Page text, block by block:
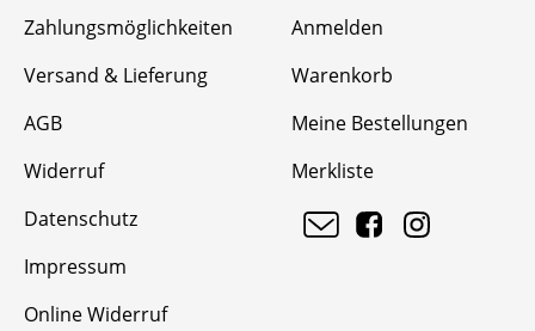
Zahlungsmöglichkeiten
Versand & Lieferung
AGB
Widerruf
Datenschutz
Impressum
Online Widerruf
Anmelden
Warenkorb
Meine Bestellungen
Merkliste